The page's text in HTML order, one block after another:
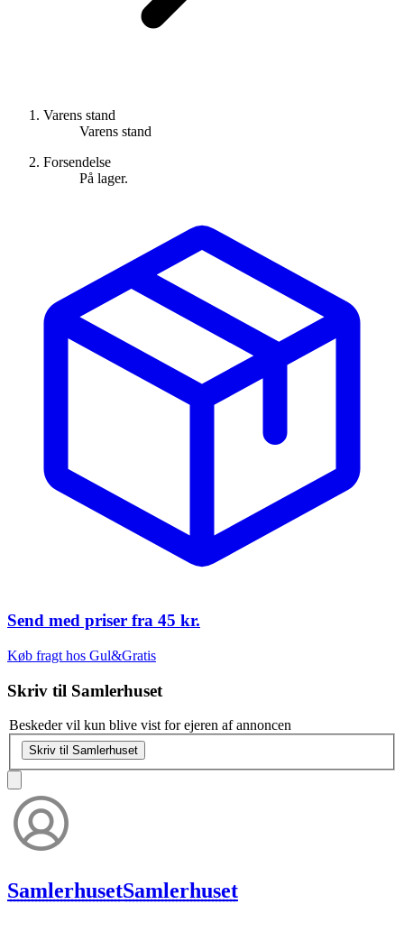
Varens stand
Varens stand
Forsendelse
På lager.
Send med priser fra 45 kr.
Køb fragt hos Gul&Gratis
Skriv til Samlerhuset
Beskeder vil kun blive vist for ejeren af annoncen
Skriv til Samlerhuset
SamlerhusetSamlerhuset